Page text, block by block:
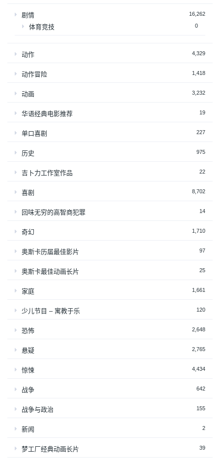
剧情 16,262
体育竞技 0
动作 4,329
动作冒险 1,418
动画 3,232
华语经典电影推荐 19
单口喜剧 227
历史 975
吉卜力工作室作品 22
喜剧 8,702
回味无穷的高智商犯罪 14
奇幻 1,710
奥斯卡历届最佳影片 97
奥斯卡最佳动画长片 25
家庭 1,661
少儿节目 – 寓教于乐 120
恐怖 2,648
悬疑 2,765
惊悚 4,434
战争 642
战争与政治 155
新闻 2
梦工厂经典动画长片 39